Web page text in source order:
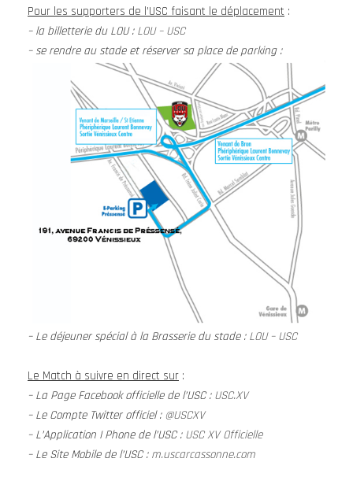
Pour les supporters de l’USC faisant le déplacement :
– la billetterie du LOU : LOU – USC
– se rendre au stade et réserver sa place de parking :
– Le déjeuner spécial à la Brasserie du stade : LOU – USC
Le Match à suivre en direct sur :
– La Page Facebook officielle de l’USC : USC.XV
– Le Compte Twitter officiel : @USCXV
– L’Application I Phone de l’USC : USC XV Officielle
– Le Site Mobile de l’USC : m.uscarcassonne.com